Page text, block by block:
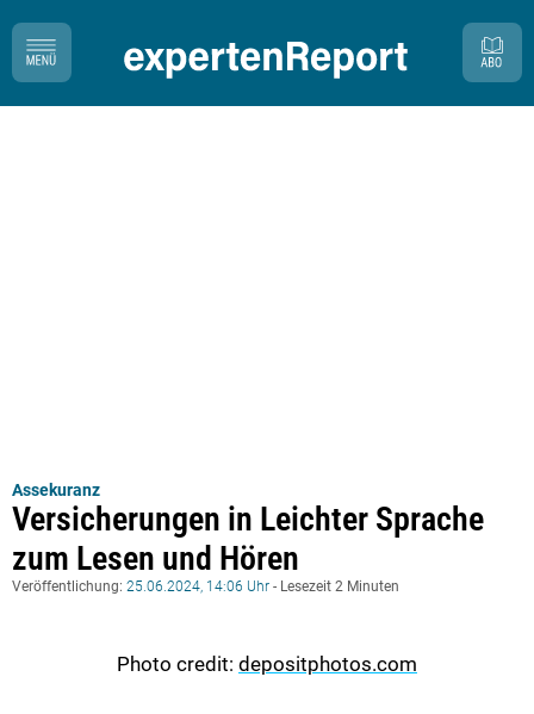
Assekuranz
Versicherungen in Leichter Sprache
zum Lesen und Hören
Veröffentlichung: 25.06.2024, 14:06 Uhr - Lesezeit 2 Minuten
Photo credit: depositphotos.com